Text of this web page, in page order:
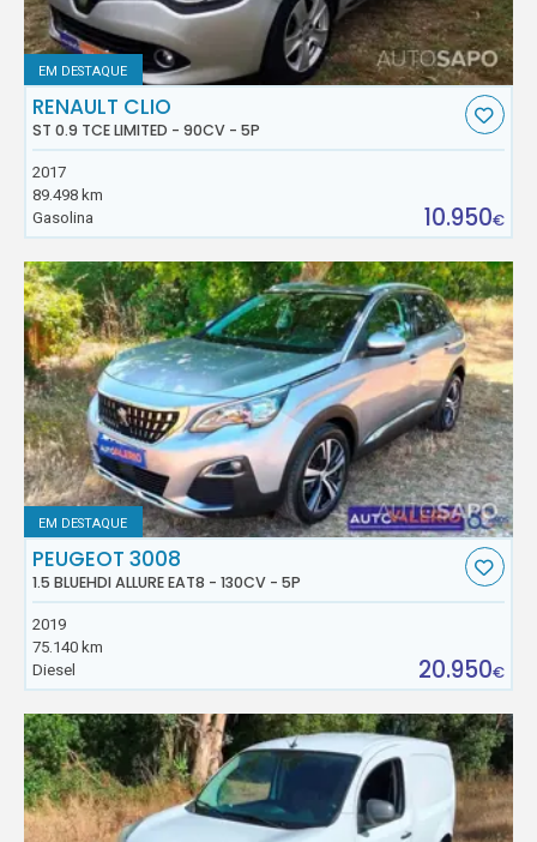
EM DESTAQUE
RENAULT CLIO
ST 0.9 TCE LIMITED - 90CV - 5P
2017
89.498 km
Gasolina
10.950€
EM DESTAQUE
PEUGEOT 3008
1.5 BLUEHDI ALLURE EAT8 - 130CV - 5P
2019
75.140 km
Diesel
20.950€